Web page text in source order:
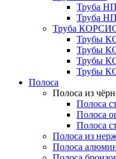
Труба
Труба
Труба
Трубы
Трубы
Трубы
Трубы
Полоса
Полоса из
Полоса
Полоса
Полоса
Полоса из
Полоса